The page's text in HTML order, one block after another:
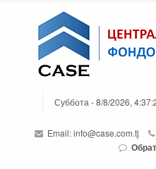
Суббота - 8/8/2026,
Email:info@case.com.tj